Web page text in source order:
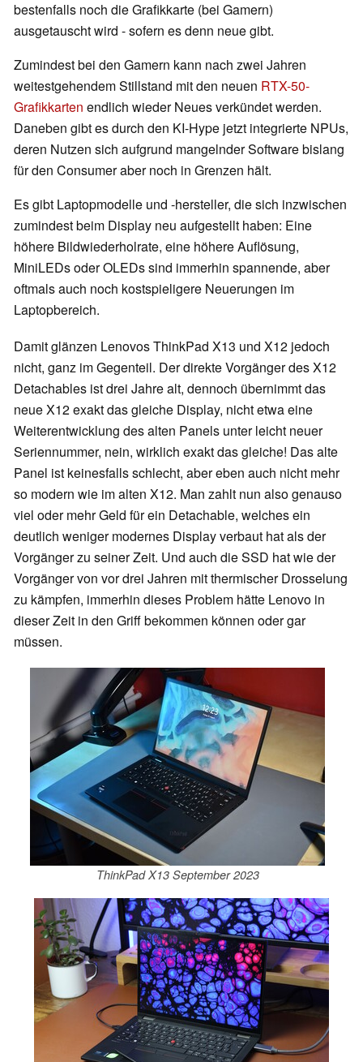
bestenfalls noch die Grafikkarte (bei Gamern)
ausgetauscht wird - sofern es denn neue gibt.
Zumindest bei den Gamern kann nach zwei Jahren
weitestgehendem Stillstand mit den neuen RTX-50-
Grafikkarten endlich wieder Neues verkündet werden.
Daneben gibt es durch den KI-Hype jetzt integrierte NPUs,
deren Nutzen sich aufgrund mangelnder Software bislang
für den Consumer aber noch in Grenzen hält.
Es gibt Laptopmodelle und -hersteller, die sich inzwischen
zumindest beim Display neu aufgestellt haben: Eine
höhere Bildwiederholrate, eine höhere Auflösung,
MiniLEDs oder OLEDs sind immerhin spannende, aber
oftmals auch noch kostspieligere Neuerungen im
Laptopbereich.
Damit glänzen Lenovos ThinkPad X13 und X12 jedoch
nicht, ganz im Gegenteil. Der direkte Vorgänger des X12
Detachables ist drei Jahre alt, dennoch übernimmt das
neue X12 exakt das gleiche Display, nicht etwa eine
Weiterentwicklung des alten Panels unter leicht neuer
Seriennummer, nein, wirklich exakt das gleiche! Das alte
Panel ist keinesfalls schlecht, aber eben auch nicht mehr
so modern wie im alten X12. Man zahlt nun also genauso
viel oder mehr Geld für ein Detachable, welches ein
deutlich weniger modernes Display verbaut hat als der
Vorgänger zu seiner Zeit. Und auch die SSD hat wie der
Vorgänger von vor drei Jahren mit thermischer Drosselung
zu kämpfen, immerhin dieses Problem hätte Lenovo in
dieser Zeit in den Griff bekommen können oder gar
müssen.
ThinkPad X13 September 2023